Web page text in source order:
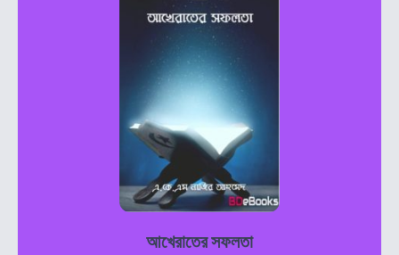
আখেরাতের সফলতা